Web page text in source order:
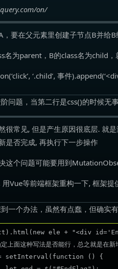
on/
，要在父元素里创建子节点B并给
名为parent，B的class名为child，
‘.child’, 事件
问题，当第二行是css()的时候无
很常见, 但是产生原因很底层. 就
是否完成, 再执行下一步操作
这个问题可能要用到
Vue等前端框架重构一下, 框架
一个办法，虽然有点蠢，但确实
ele + "<div
上面这种写法是否能行，总之就是在新
setInterval(function () {